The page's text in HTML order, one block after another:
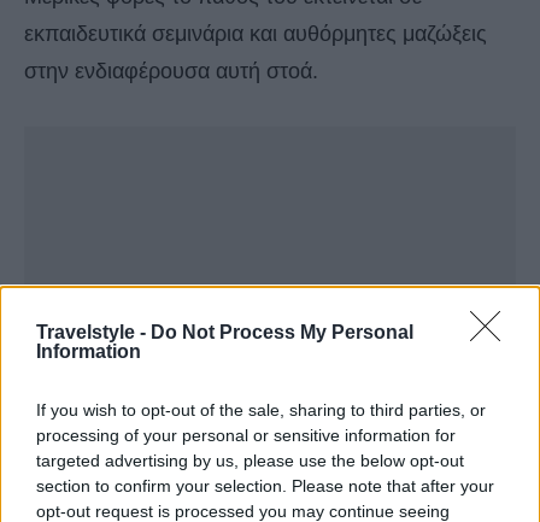
Travelstyle - Do Not Process My Personal
Information
If you wish to opt-out of the sale, sharing to third parties, or
processing of your personal or sensitive information for
targeted advertising by us, please use the below opt-out
section to confirm your selection. Please note that after your
opt-out request is processed you may continue seeing
εκπαιδευτικά σεμινάρια και αυθόρμητες μαζώξεις
στην ενδιαφέρουσα αυτή στοά.